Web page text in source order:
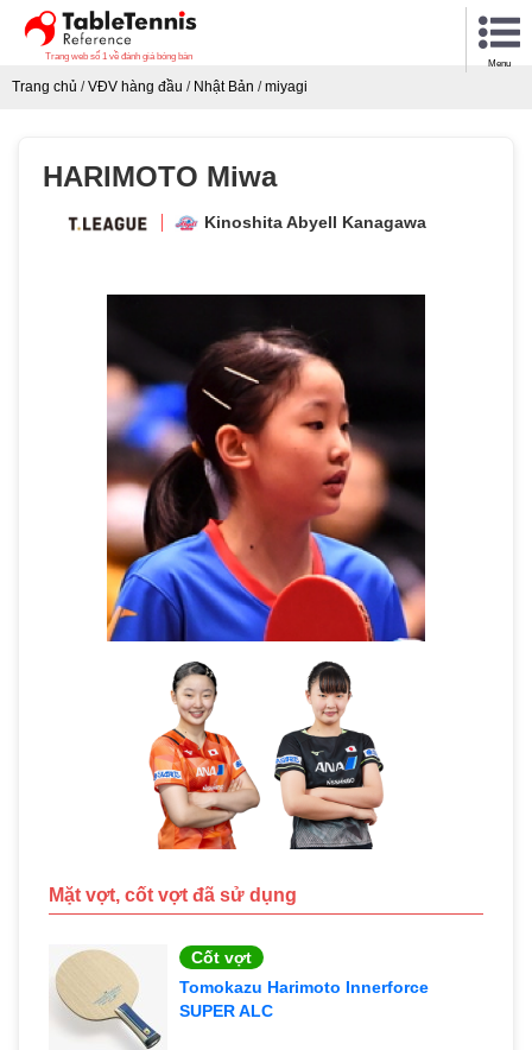
Trang web số 1 về đánh giá bóng bàn
Menu
Trang chủ /VĐV hàng đầu / Nhật Bản /miyagi
HARIMOTO Miwa
Kinoshita Abyell Kanagawa
Mặt vợt, cốt vợt đã sử dụng
Cốt vợt
Tomokazu Harimoto Innerforce
SUPER ALC